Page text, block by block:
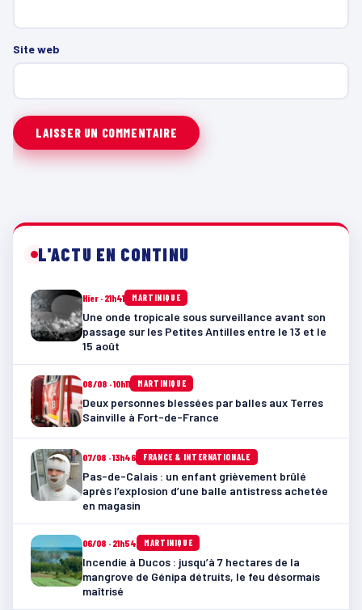
Site web
L'ACTU EN CONTINU
Hier · 21h41 MARTINIQUE
Une onde tropicale sous surveillance avant son
passage sur les Petites Antilles entre le 13 et le
15 août
08/08 · 10h11 MARTINIQUE
Deux personnes blessées par balles aux Terres
Sainville à Fort-de-France
07/08 · 13h46 FRANCE & INTERNATIONALE
Pas-de-Calais : un enfant grièvement brûlé
après l’explosion d’une balle antistress achetée
en magasin
06/08 · 21h54 MARTINIQUE
Incendie à Ducos : jusqu’à 7 hectares de la
mangrove de Génipa détruits, le feu désormais
maîtrisé